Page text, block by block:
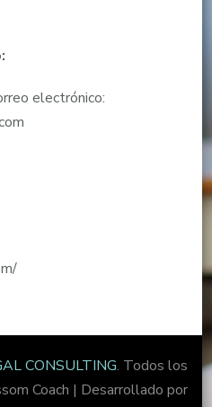
electrónico:
CONSULTING. Todos los
Coach | Desarrollado por